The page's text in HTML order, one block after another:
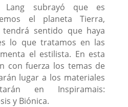
Lang subrayó que es
el planeta Tierra,
sentido que haya
lo que tratamos en las
el estilista. En esta
con fuerza los temas de
lugar a los materiales
en Inspiramais:
y Biónica.